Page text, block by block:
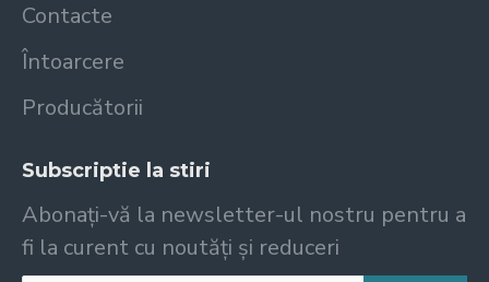
Contacte
Întoarcere
Producătorii
Subscriptie la stiri
Abonați-vă la newsletter-ul nostru pentru a
fi la curent cu noutăți și reduceri